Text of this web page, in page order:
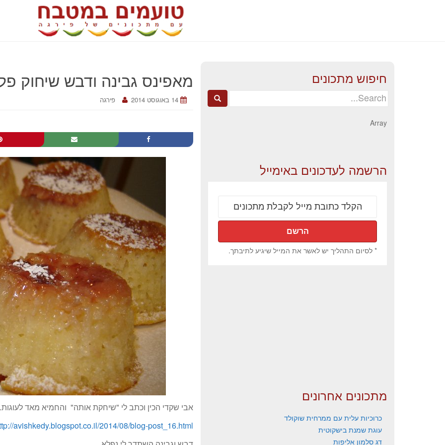
מאפינס גבינה ודבש שיחוק
14 באוגוסט 2014 פירגה
אבי שקדי הכין וכתב לי "שיחקת אותה" והחמיא מאד לעוגות.
avishkedy.blogspot.co.il/2014/08/blog-post_16.html
חיפוש מתכונים
Search
Array
הרשמה לעדכונים באימייל
* לסיום התהליך יש לאשר את המייל שיגיע לתיבתך.
מתכונים אחרונים
כרוכיות עלית עם ממרחית שוקולד
עוגת שמנת בישקוטית
דג סלמון אליפות